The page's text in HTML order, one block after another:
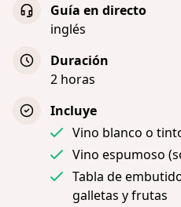
Guía en directo
inglés
Duración
2 horas
Incluye
Vino blanco o
Vino espumoso
Tabla de
galletas y frutas